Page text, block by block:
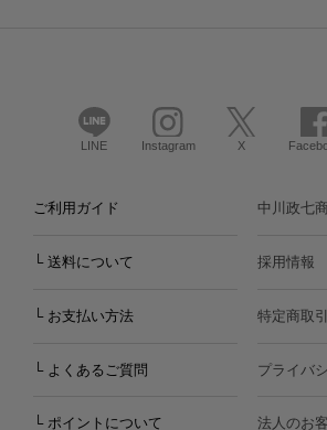
LINE Instagram X
ご利用ガイド
└ 送料について
└ お支払い方法
└ よくあるご質問
└ ポイントについて
中川政七
採用情報
特定商取
プライバ
法人のお